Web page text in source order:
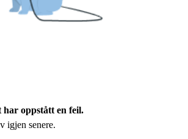
har oppstått en feil.
igjen senere.